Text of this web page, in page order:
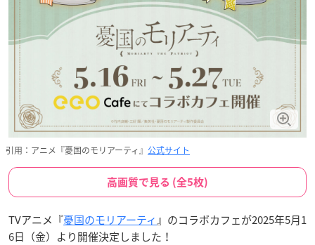
引用：アニメ『憂国のモリアーティ』 公式サイト
高画質で見る (全5枚)
TVアニメ『憂国のモリアーティ』のコラボカフェが2025年5月1
6日（金）より開催決定しました！